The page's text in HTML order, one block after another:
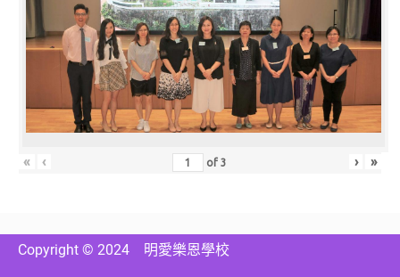
« ‹ of3 › »
Copyright © 2024 明愛樂恩學校